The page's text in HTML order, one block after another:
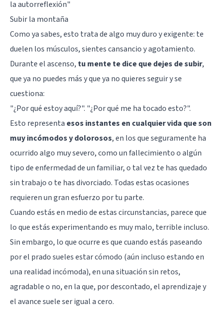
la autorreflexión"
Subir la montaña
Como ya sabes, esto trata de algo muy duro y exigente: te
duelen los músculos, sientes cansancio y agotamiento.
Durante el ascenso, tu mente te dice que dejes de subir,
que ya no puedes más y que ya no quieres seguir y se
cuestiona:
"¿Por qué estoy aquí?". "¿Por qué me ha tocado esto?".
Esto representa esos instantes en cualquier vida que son
muy incómodos y dolorosos, en los que seguramente ha
ocurrido algo muy severo, como un fallecimiento o algún
tipo de enfermedad de un familiar, o tal vez te has quedado
sin trabajo o te has divorciado. Todas estas ocasiones
requieren un gran esfuerzo por tu parte.
Cuando estás en medio de estas circunstancias, parece que
lo que estás experimentando es muy malo, terrible incluso.
Sin embargo, lo que ocurre es que cuando estás paseando
por el prado sueles estar cómodo (aún incluso estando en
una realidad incómoda), en una situación sin retos,
agradable o no, en la que, por descontado, el aprendizaje y
el avance suele ser igual a cero.